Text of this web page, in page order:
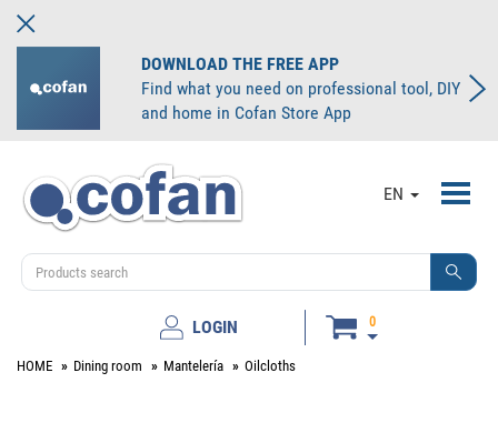
DOWNLOAD THE FREE APP
Find what you need on professional tool, DIY
and home in Cofan Store App
EN
LOGIN 0
HOME Dining room Mantelería Oilcloths